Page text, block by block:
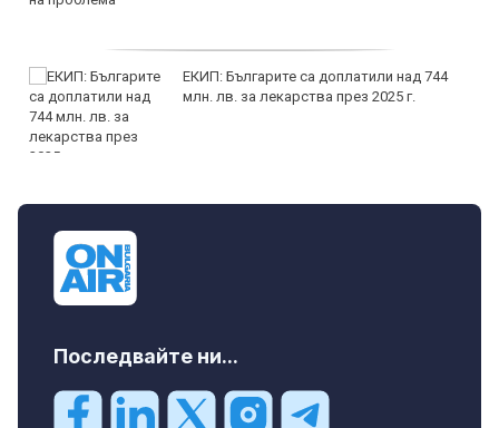
ЕКИП: Българите са доплатили над 744
млн. лв. за лекарства през 2025 г.
Последвайте ни...